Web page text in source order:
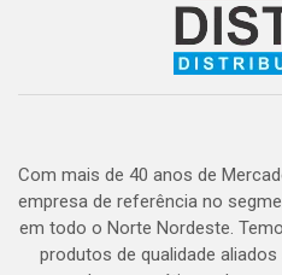
Com mais de 40 anos de
empresa de referência no
em todo o Norte Nordeste.
produtos de qualidade